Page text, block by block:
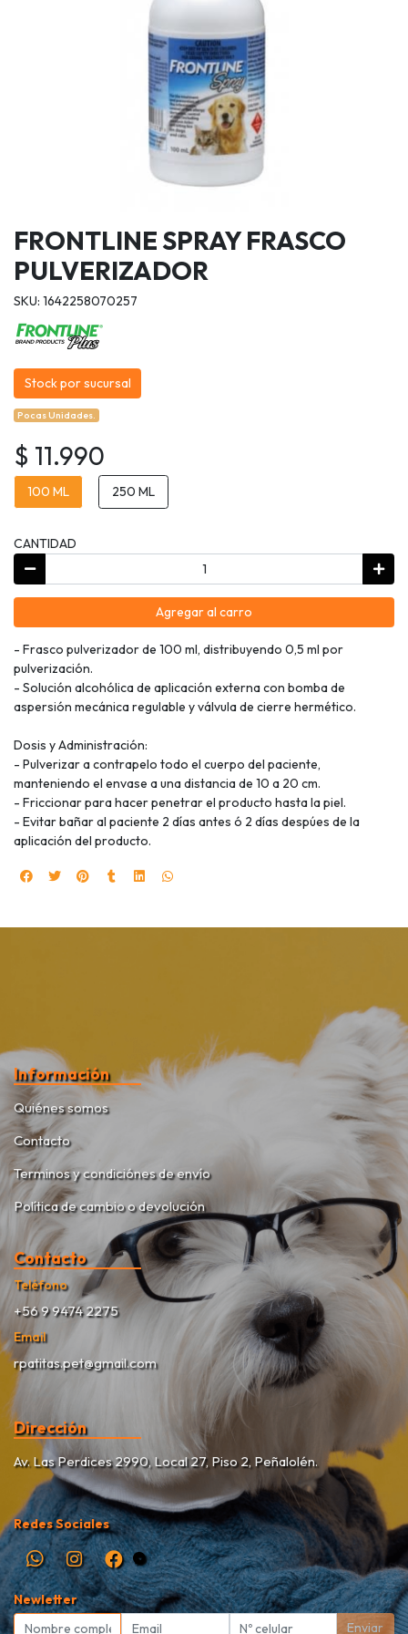
FRONTLINE SPRAY FRASCO
PULVERIZADOR
SKU: 1642258070257
Stock por sucursal
Pocas Unidades.
$ 11.990
100 ML 250 ML
CANTIDAD
Agregar al carro
- Frasco pulverizador de 100 ml, distribuyendo 0,5 ml por
pulverización.
- Solución alcohólica de aplicación externa con bomba de
aspersión mecánica regulable y válvula de cierre hermético.
Dosis y Administración:
- Pulverizar a contrapelo todo el cuerpo del paciente,
manteniendo el envase a una distancia de 10 a 20 cm.
- Friccionar para hacer penetrar el producto hasta la piel.
- Evitar bañar al paciente 2 días antes ó 2 días despúes de la
aplicación del producto.
Información
Quiénes somos
Contacto
Terminos y condiciónes de envío
Política de cambio o devolución
Contacto
Teléfono
+56 9 9474 2275
Email
rpatitas.pet@gmail.com
Dirección
Av. Las Perdices 2990, Local 27, Piso 2, Peñalolén.
Redes Sociales
Newletter
Enviar